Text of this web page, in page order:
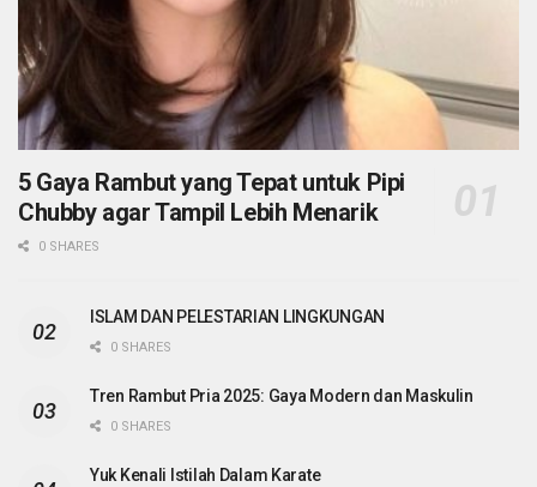
5 Gaya Rambut yang Tepat untuk Pipi
Chubby agar Tampil Lebih Menarik
0 SHARES
ISLAM DAN PELESTARIAN LINGKUNGAN
0 SHARES
Tren Rambut Pria 2025: Gaya Modern dan Maskulin
0 SHARES
Yuk Kenali Istilah Dalam Karate